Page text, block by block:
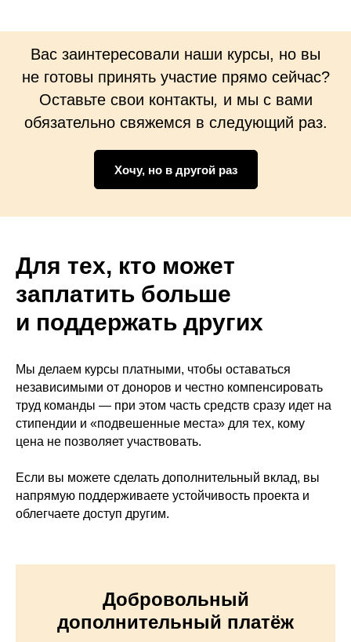
Вас заинтересовали наши курсы, но вы
не готовы принять участие прямо сейчас?
Оставьте свои контакты, и мы с вами
обязательно свяжемся в следующий раз.
Хочу, но в другой раз
Для тех, кто может
заплатить больше
и поддержать других
Мы делаем курсы платными, чтобы оставаться
независимыми от доноров и честно компенсировать
труд команды — при этом часть средств сразу идет на
стипендии и «подвешенные места» для тех, кому
цена не позволяет участвовать.
Если вы можете сделать дополнительный вклад, вы
напрямую поддерживаете устойчивость проекта и
облегчаете доступ другим.
Добровольный
дополнительный платёж